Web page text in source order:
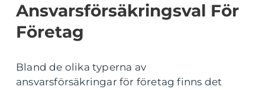
Ansvarsförsäkringsval För
Företag
Bland de olika typerna av
ansvarsförsäkringar för företag finns det